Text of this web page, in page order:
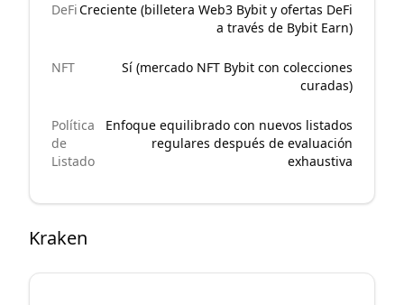
DeFiCreciente (billetera Web3 Bybit y ofertas DeFi
a través de Bybit Earn)
NFT
Sí (mercado NFT Bybit con colecciones
curadas)
Política
de
Listado
Enfoque equilibrado con nuevos listados
regulares después de evaluación
exhaustiva
Kraken